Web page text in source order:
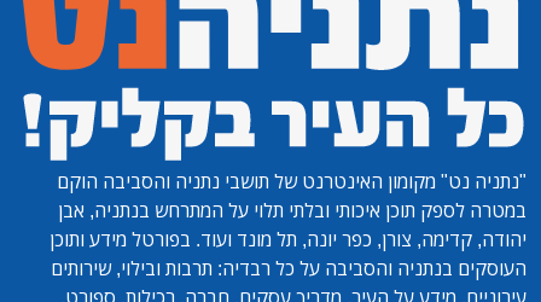
"נתניה נט" מקומון האינטרנט של תושבי נתניה והסביבה הוקם
במטרה לספק תוכן איכותי ובלתי תלוי על המתרחש בנתניה, אבן
יהודה, קדימה, צורן, כפר יונה, תל מונד ועוד. בפורטל מידע ותוכן
העוסקים בנתניה והסביבה על כל רבדיה: תרבות ובילוי, שירותים